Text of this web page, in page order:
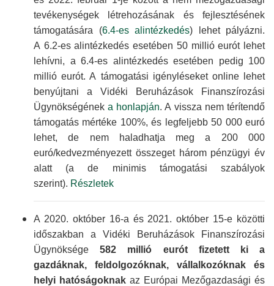
tevékeny­ségek létreho­zásának és fejlesz­tésének
támoga­tására (6.4-es alintézkedés) lehet pályázni.
A 6.2-es alintéz­kedés esetében 50 millió eurót lehet
lehívni, a 6.4-es alintéz­kedés esetében pedig 100
millió eurót. A támo­gatási igény­léseket online lehet
benyúj­tani a Vidéki Beruhá­zások Finanszí­rozási
Ügynök­ségének a honlapján. A vissza nem térítendő
támogatás mértéke 100%, és legfeljebb 50 000 euró
lehet, de nem haladhatja meg a 200 000
euró/kedvez­ményezett összeget három pénzügyi év
alatt (a de minimis támogatási szabályok
szerint). Részletek
A 2020. október 16-a és 2021. október 15-e közötti
időszakban a Vidéki Beruhá­zások Finan­szírozási
Ügynök­sége582 millió eurót fizetett ki a
gazdáknak, feldolgo­zóknak, vállalko­zóknak és
helyi hatósá­goknak az Európai Mező­gazdasági és